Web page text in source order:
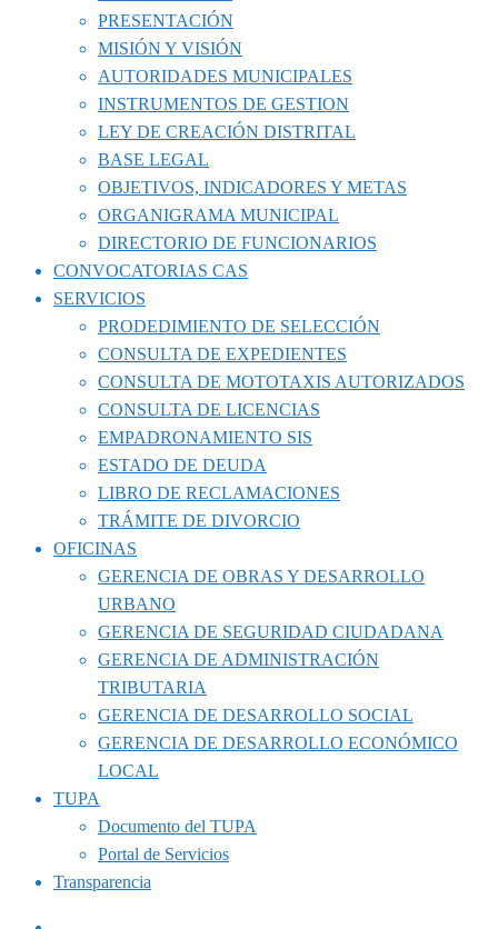
PRESENTACIÓN
MISIÓN Y VISIÓN
AUTORIDADES MUNICIPALES
INSTRUMENTOS DE GESTION
LEY DE CREACIÓN DISTRITAL
BASE LEGAL
OBJETIVOS, INDICADORES Y METAS
ORGANIGRAMA MUNICIPAL
DIRECTORIO DE FUNCIONARIOS
CONVOCATORIAS CAS
SERVICIOS
PRODEDIMIENTO DE SELECCIÓN
CONSULTA DE EXPEDIENTES
CONSULTA DE MOTOTAXIS AUTORIZADOS
CONSULTA DE LICENCIAS
EMPADRONAMIENTO SIS
ESTADO DE DEUDA
LIBRO DE RECLAMACIONES
TRÁMITE DE DIVORCIO
OFICINAS
GERENCIA DE OBRAS Y DESARROLLO
URBANO
GERENCIA DE SEGURIDAD CIUDADANA
GERENCIA DE ADMINISTRACIÓN
TRIBUTARIA
GERENCIA DE DESARROLLO SOCIAL
GERENCIA DE DESARROLLO ECONÓMICO
LOCAL
TUPA
Documento del TUPA
Portal de Servicios
Transparencia